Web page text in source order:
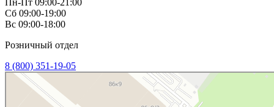
Пн-Пт 09:00-21:00
Сб 09:00-19:00
Вс 09:00-18:00
Розничный отдел
8 (800) 351-19-05